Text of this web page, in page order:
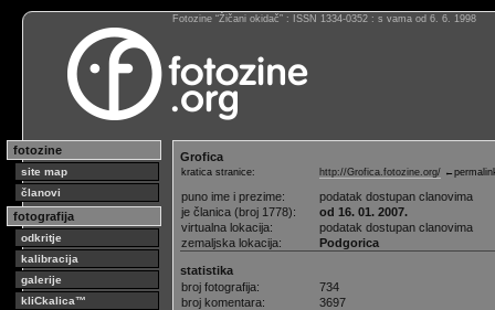
Fotozine “Žičani okidač” : ISSN 1334-0352 : s vama od 6. 6. 1998
fotozine
site map
članovi
fotografija
odkritje
kalibracija
galerije
kliCkalica™
Grofica
kratica stranice: http://Grofica.fotozine.org/
puno ime i prezime:
podatak dostupan clanovima
je članica (broj 1778):
od 16. 01. 2007.
virtualna lokacija:
podatak dostupan clanovima
zemaljska lokacija:
Podgorica
statistika
broj fotografija:
734
broj komentara:
3697